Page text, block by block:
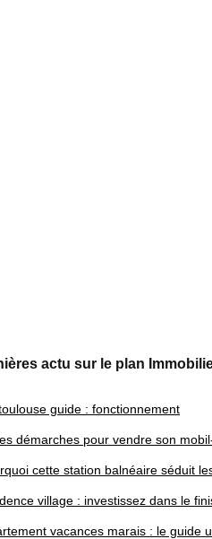
actu sur le plan
guide : fonctionnement
démarches pour vendre son
cette station balnéaire séduit
village : investissez dans le
vacances marais : le guide